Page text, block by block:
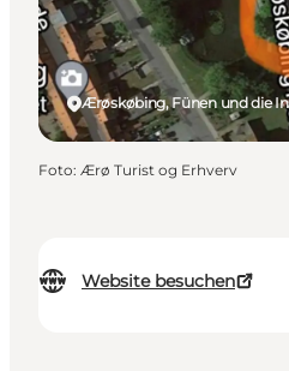
Website besuchen
Ærøskøbing, Fünen und die
Foto: Ærø Turist og Erhverv